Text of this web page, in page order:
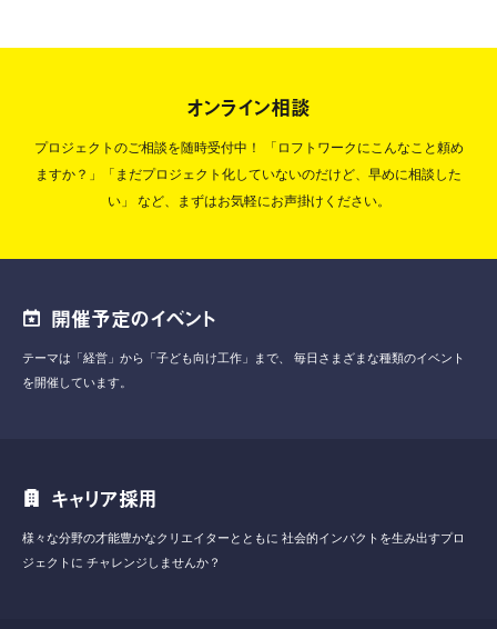
オンライン相談
プロジェクトのご相談を随時受付中！
「ロフトワークにこんなこと頼め
ますか？」「まだプロジェクト化していないのだけど、早めに相談した
い」
など、まずはお気軽にお声掛けください。
開催予定のイベント
テーマは「経営」から「子ども向け工作」まで、
毎日さまざまな種類のイベント
を開催しています。
キャリア採用
様々な分野の才能豊かなクリエイターとともに 社会的インパクトを生み出すプロ
ジェクトに チャレンジしませんか？